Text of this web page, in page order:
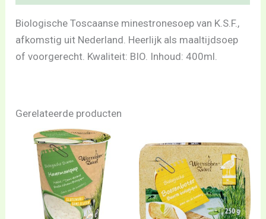
Biologische Toscaanse minestronesoep van K.S.F.,
afkomstig uit Nederland. Heerlijk als maaltijdsoep
of voorgerecht. Kwaliteit: BIO. Inhoud: 400ml.
Gerelateerde producten